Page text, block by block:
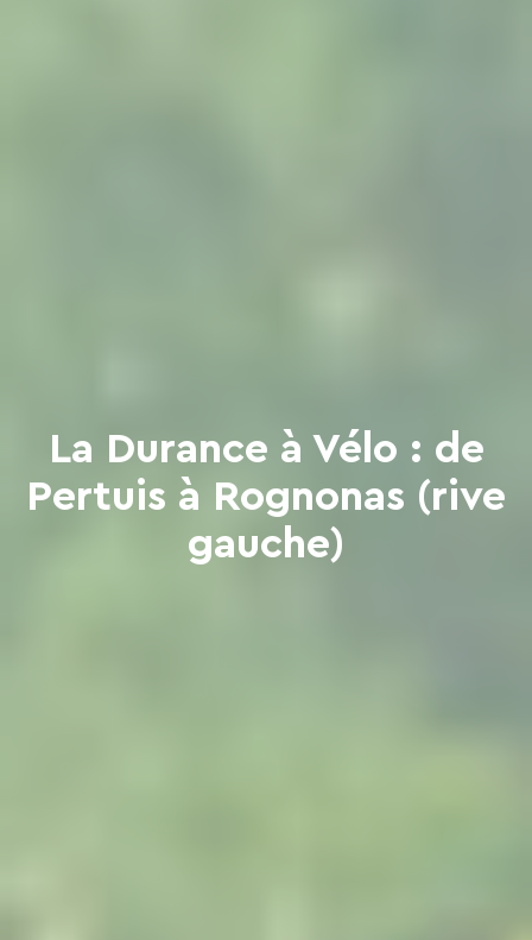
La Durance à Vélo : de
Pertuis à Rognonas (rive
gauche)